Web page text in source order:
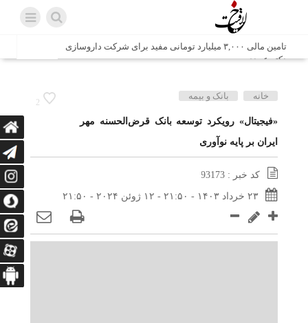
تامین مالی ۳,۰۰۰ میلیارد تومانی مفید برای شرکت داروسازی
دکتر عبیدی
شش وزیر کابینه پاکستان با حضور در سفارت ایران در اسلام
اتابک: ظرفیت های جدید همکاری‌های تجاری ایران و پاکستان با
محوریت بخش خصوصی فعال می‌شود
در مسیر جا‌مانده‌ها، دل‌ها به کربلا رسیده است
وزیر صمت خواستار پیگیری کانتینرهای ایرانی در بندر کراچی
شد / تجارت ۱۰ میلیارد دلاری ایران و پاکستان
2
خانه بانک و بیمه
«فیجیتال» رویکرد توسعه بانک قرض‌الحسنه مهر
ایران بر پایه نوآوری
کد خبر : 93173
۲۳ خرداد ۱۴۰۳ - ۲۱:۵۰ - ۱۲ ژوئن ۲۰۲۴ - ۲۱:۵۰